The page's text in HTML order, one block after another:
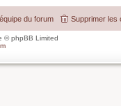
Supprimer les
du forum
© phpBB Limited